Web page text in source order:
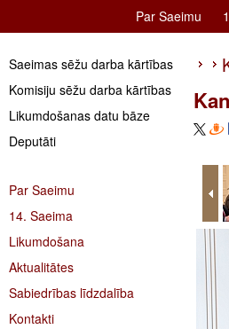
Par Saeimu
Saeimas sēžu darba kārtības
Komisiju sēžu darba kārtības
Likumdošanas datu bāze
Deputāti
Par Saeimu
14. Saeima
Likumdošana
Aktualitātes
Sabiedrības līdzdalība
Kontakti